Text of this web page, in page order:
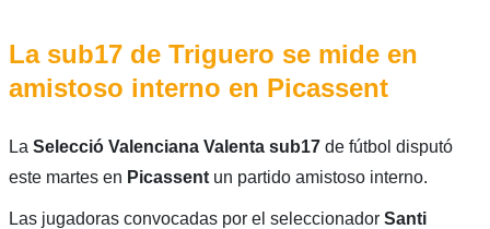
La sub17 de Triguero se mide en
amistoso interno en Picassent
La Selecció Valenciana Valenta sub17de fútbol disputó
este martes en Picassentun partido amistoso interno.
Las jugadoras convocadas por el seleccionador Santi